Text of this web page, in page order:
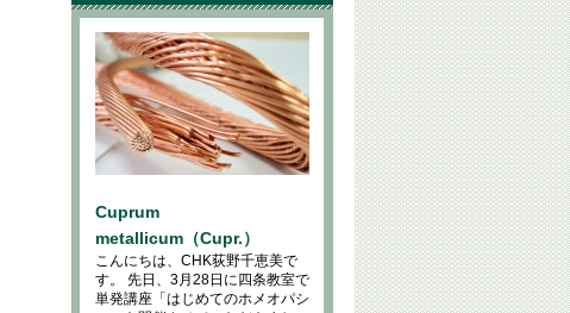
Cuprum
metallicum（Cupr.）
こんにちは、CHK荻野千恵美で
す。 先日、3月28日に四条教室で
単発講座「はじめてのホメオパシ